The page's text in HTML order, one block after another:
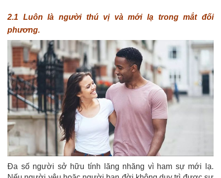
2.1 Luôn là người thú vị và mới lạ trong mắt đối
phương.
Đa số người sở hữu tính lăng nhăng vì ham sự mới lạ.